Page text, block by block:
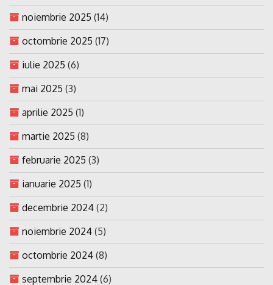
noiembrie 2025 (14)
octombrie 2025 (17)
iulie 2025 (6)
mai 2025 (3)
aprilie 2025 (1)
martie 2025 (8)
februarie 2025 (3)
ianuarie 2025 (1)
decembrie 2024 (2)
noiembrie 2024 (5)
octombrie 2024 (8)
septembrie 2024 (6)